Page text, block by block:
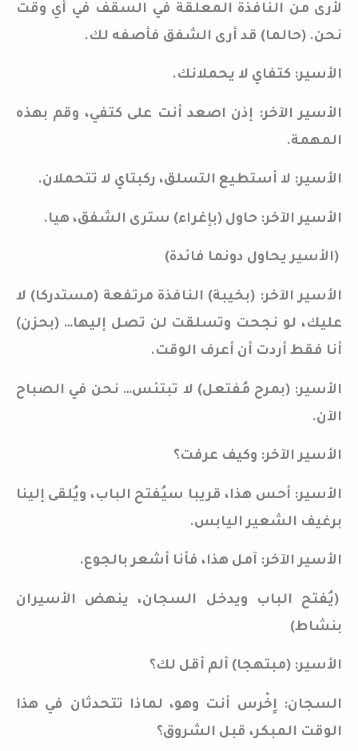
لأرى من النافذة المعلقة في السقف في أي وقت
نحن. (حالما) قد أرى الشفق فأصفه لك.
الأسير: كتفاي لا يحملانك.
الأسير الآخر: إذن اصعد أنت على كتفي، وقم بهذه
المهمة.
الأسير: لا أستطيع التسلق، ركبتاي لا تتحملان.
الأسير الآخر: حاول (بإغراء) سترى الشفق، هيا.
(الأسير يحاول دونما فائدة)
الأسير الآخر: (بخيبة) النافذة مرتفعة (مستدركا) لا
عليك، لو نجحت وتسلقت لن تصل إليها… (بحزن)
أنا فقط أردت أن أعرف الوقت.
الأسير: (بمرح مُفتعل) لا تبتئس… نحن في الصباح
الآن.
الأسير الآخر: وكيف عرفت؟
الأسير: أحس هذا، قريبا سيُفتح الباب، ويُلقى إلينا
برغيف الشعير اليابس.
الأسير الآخر: آمل هذا، فأنا أشعر بالجوع.
(يُفتح الباب ويدخل السجان، ينهض الأسيران
بنشاط)
الأسير: (مبتهجا) ألم أقل لك؟
السجان: اٍخْرس أنت وهو، لماذا تتحدثان في هذا
الوقت المبكر، قبل الشروق؟